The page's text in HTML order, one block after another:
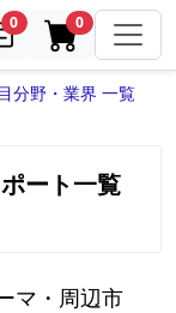
0samples0in cart
分野・業界 一覧
ート一覧
マ・周辺市